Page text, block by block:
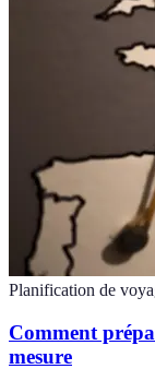
Planification de
Comment
mesure